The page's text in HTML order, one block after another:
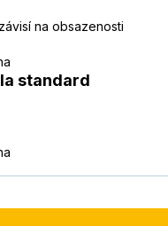
na obsazenosti
standard